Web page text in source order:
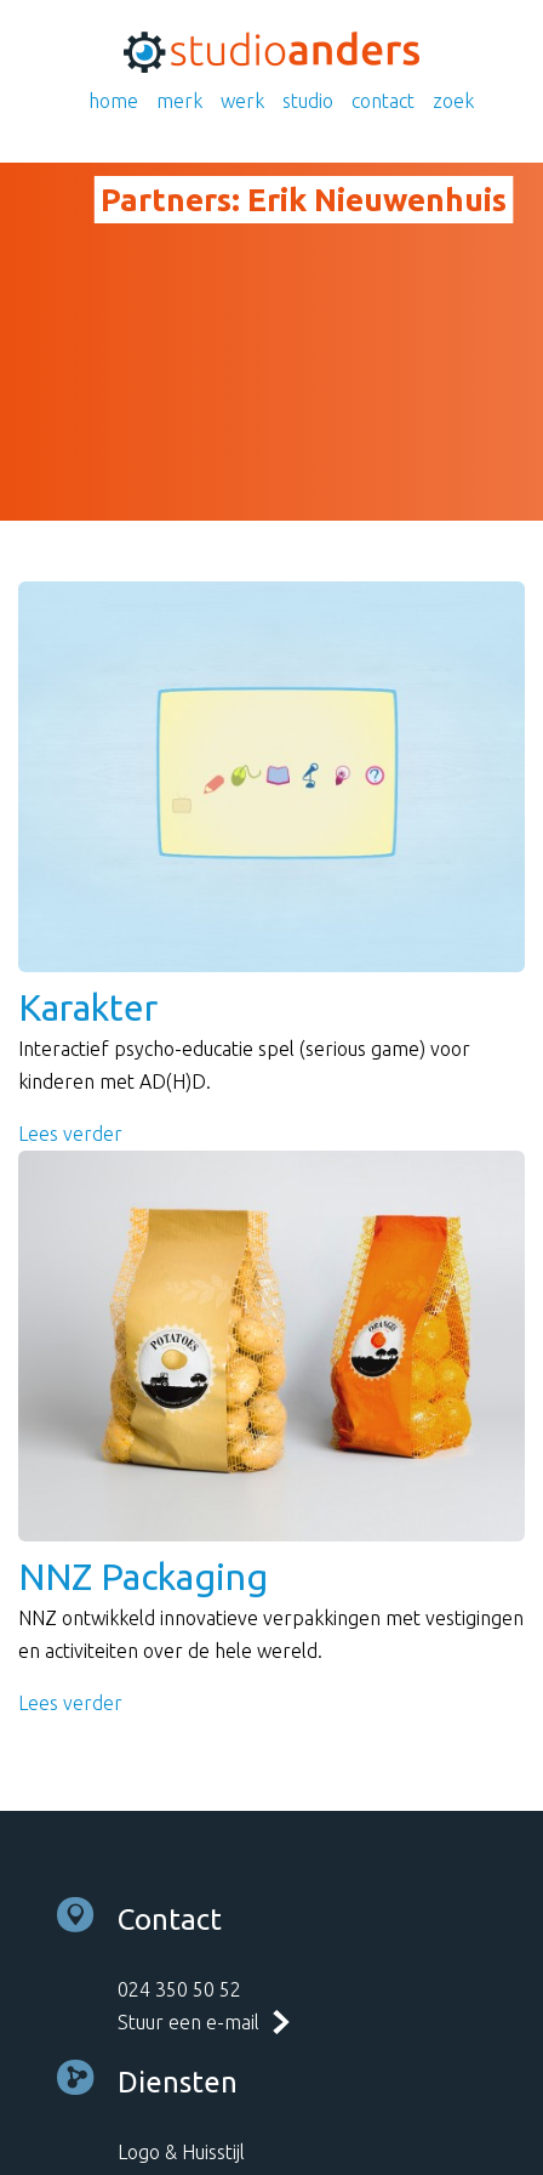
home merk werk studio contact zoek
Partners: Erik Nieuwenhuis
Karakter
Interactief psycho-educatie spel (serious game) voor
kinderen met AD(H)D.
Lees verder
NNZ Packaging
NNZ ontwikkeld innovatieve verpakkingen met vestigingen
en activiteiten over de hele wereld.
Lees verder
Contact
024 350 50 52
Stuur een e-mail
Diensten
Logo & Huisstijl